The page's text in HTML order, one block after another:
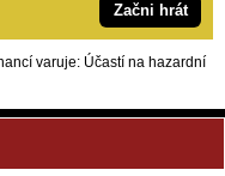
Začni hrát
varuje: Účastí na hazardní